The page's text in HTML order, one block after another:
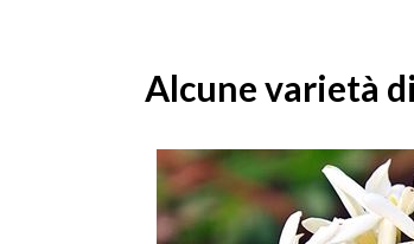
Alcune varietà